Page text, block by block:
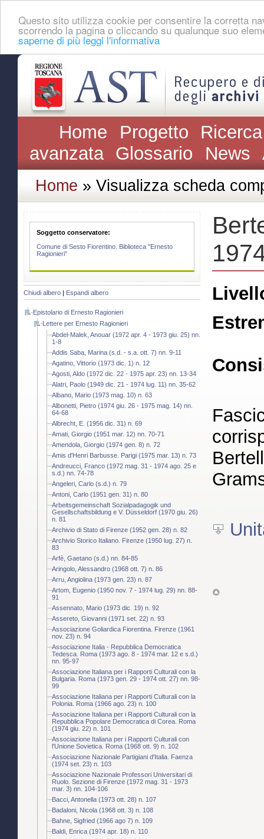
Questo sito utilizza cookie per consentire la corretta
scorrendo la pagina o cliccando su qualunque suo
saperne di più leggi l'informativa
Home Progetto
avanzata Glossario News
Home » Visualizza scheda
Soggetto conservatore:
Comune di Sesto Fiorentino. Biblioteca "Ernesto
Ragionieri"
Chiudi albero | Espandi albero
Epistolario di Ernesto Ragionieri
Lettere per Ernesto Ragionieri
Abdel-Malek, Anouar (1972 apr. 4 - 1973 giu. 25) nn.
1-8
Addis Saba, Marina (s.d. - s.a. ott. 7) nn. 9-11
Agatino, Vittorio (1973 dic. 1) n. 12
Agosti, Aldo (1972 dic. 22 - 1975 apr. 23) nn. 13-34
Alatri, Paolo (1949 dic. 21 - 1974 lug. 11) nn. 35-62
Albano, Mario (1973 mag. 10) n. 63
Albonetti, Pietro (1974 giu. 26 - 1975 mag. 14) nn.
64-68
Albrecht, E. (1956 dic. 31) n. 69
Amati, Giorgio (1951 mar. 12) nn. 70-71
Amendola, Giorgio (1974 gen. 8) n. 72
Amis d'Henri Barbusse. Parigi (1975 mar. 13) n. 73
Andreucci, Franco (1972 mag. 31 - 1974 ago. 25 e
s.d.) nn. 74-78
Angeleri, Carlo (s.d.) n. 79
Antoni, Carlo (1951 gen. 31) n. 80
Arbeitsgemeinschaft Sozialpadagogik und
Gesellschaftsbildung e V. Düsseldorf (1970 giu. 26)
n. 81
Archivio di Stato di Firenze (1952 gen. 28) n. 82
Archivio Storico Italiano. Firenze (1950 lug. 27) n.
83
Arfè, Gaetano (s.d.) nn. 84-85
Aringolo, Alessandro (1968 ott. 7) n. 86
Arru, Angiolina (1973 gen. 23) n. 87
Artom, Eugenio (1950 nov. 7 - 1974 lug. 29) nn. 88-
91
Assennato, Mario (1973 dic. 19) n. 92
Assereto, Giovanni (1971 set. 22) n. 93
Associazione Goliardica Fiorentina. Firenze (1961
nov. 23) n. 94
Associazione Italia - Repubblica Democratica
Tedesca. Roma (1973 ago. 8 - 1974 mar. 12 e s.d.)
nn. 95-97
Associazione Italiana per i Rapporti Culturali con la
Bulgaria. Roma (1973 gen. 29 - 1974 ott. 27) nn. 98-
99
Associazione Italiana per i Rapporti Culturali con la
Polonia. Roma (1966 ago. 23) n. 100
Associazione Italiana per i Rapporti Culturali con la
Repubblica Popolare Democratica di Corea. Roma
(1974 giu. 22) n. 101
Associazione Italiana per i Rapporti Culturali con
l'Unione Sovietica. Roma (1968 ott. 9) n. 102
Associazione Nazionale Partigiani d'Italia. Faenza
(1974 set. 23) n. 103
Associazione Nazionale Professori Universitari di
Ruolo. Sezione di Firenze (1972 mag. 31 - 1973
mar. 3) nn. 104-106
Bacci, Antonella (1973 ott. 28) n. 107
Badaloni, Nicola (1968 ott. 3) n. 108
Bahne, Sigfried (1966 ago 7) n. 109
Baldi, Enrica (1974 apr. 18) n. 110